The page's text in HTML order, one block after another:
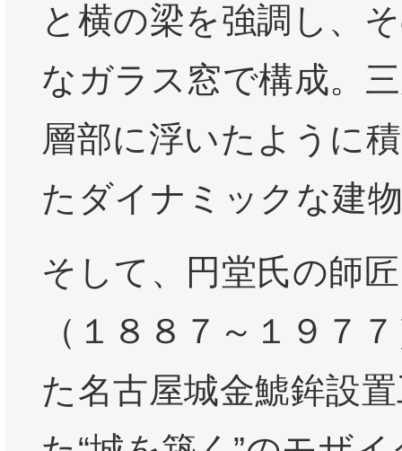
と横の梁を強調し、
なガラス窓で構成。
層部に浮いたように
たダイナミックな建
そして、円堂氏の師
（１８８７～１９７
た名古屋城金鯱鉾設